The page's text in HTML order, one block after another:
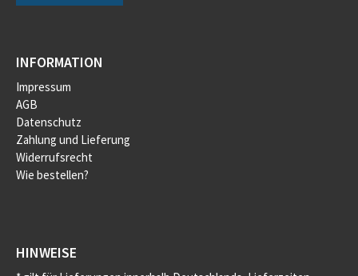
INFORMATION
Impressum
AGB
Datenschutz
Zahlung und Lieferung
Widerrufsrecht
Wie bestellen?
HINWEISE